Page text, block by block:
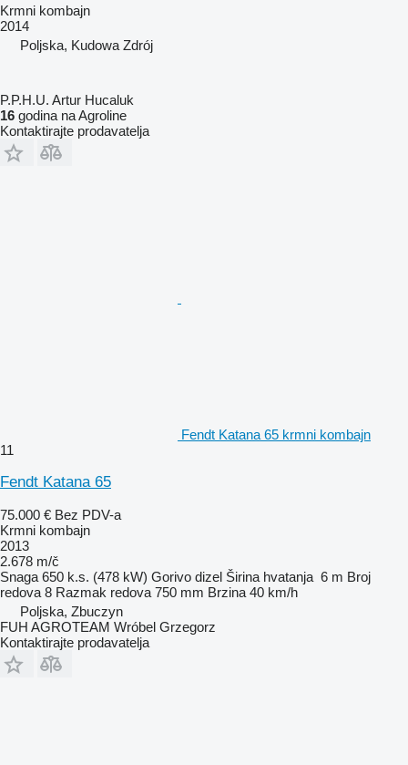
Krmni kombajn
2014
Poljska, Kudowa Zdrój
P.P.H.U. Artur Hucaluk
16 godina na Agroline
Kontaktirajte prodavatelja
Fendt Katana 65 krmni kombajn
11
Fendt Katana 65
75.000 € Bez PDV-a
Krmni kombajn
2013
2.678 m/č
Snaga 650 k.s. (478 kW) Gorivo dizel Širina hvatanja 6 m Broj
redova 8 Razmak redova 750 mm Brzina 40 km/h
Poljska, Zbuczyn
FUH AGROTEAM Wróbel Grzegorz
Kontaktirajte prodavatelja